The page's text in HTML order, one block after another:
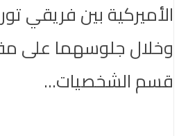
الأميركية بين فريقي
وخلال جلوسهما على
قسم الشخصيات...